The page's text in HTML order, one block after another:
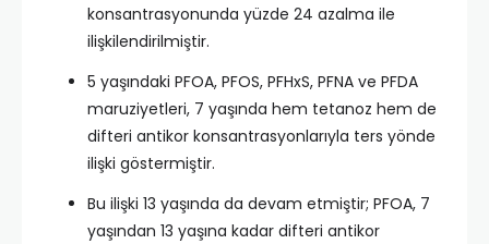
konsantrasyonunda yüzde 24 azalma ile
ilişkilendirilmiştir.​
5 yaşındaki PFOA, PFOS, PFHxS, PFNA ve PFDA
maruziyetleri, 7 yaşında hem tetanoz hem de
difteri antikor konsantrasyonlarıyla ters yönde
ilişki göstermiştir.​
Bu ilişki 13 yaşında da devam etmiştir; PFOA, 7
yaşından 13 yaşına kadar difteri antikor